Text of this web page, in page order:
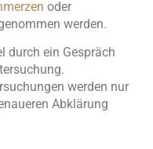
oder
werden.
durch ein Gespräch
werden nur
Abklärung